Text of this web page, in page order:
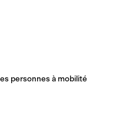
personnes à mobilité